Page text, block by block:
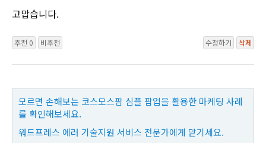
고맙습니다.
추천 0 비추천 수정하기 삭제
모르면 손해보는 코스모스팜 심플 팝업을 활용한 마케팅 사례
를 확인해보세요.
워드프레스 에러 기술지원 서비스 전문가에게 맡기세요.